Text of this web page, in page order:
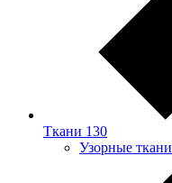
Ткани 130
Узорные ткани